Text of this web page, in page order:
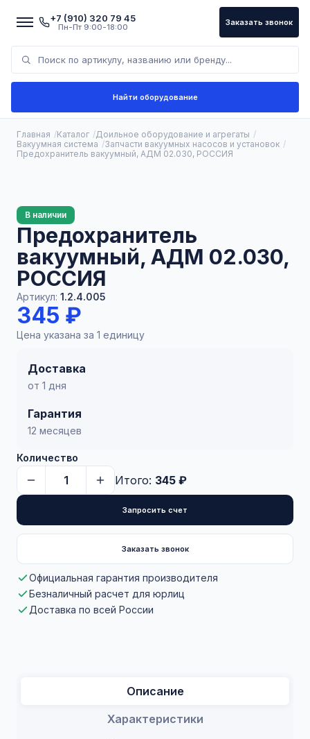
+7 (910) 320 79 45
Пн-Пт 9:00-18:00 Заказать звонок
Найти оборудование
Главная Каталог
Доильное оборудование и агрегаты
Вакуумная система
Запчасти вакуумных насосов и установок
Предохранитель вакуумный, АДМ 02.030, РОССИЯ
В наличии
Предохранитель
вакуумный, АДМ 02.030,
РОССИЯ
Артикул: 1.2.4.005
345 ₽
Цена указана за 1 единицу
Доставка
от 1 дня
Гарантия
12 месяцев
Количество
Итого: 345 ₽
Запросить счет
Заказать звонок
Официальная гарантия производителя
Безналичный расчет для юрлиц
Доставка по всей России
Описание
Характеристики